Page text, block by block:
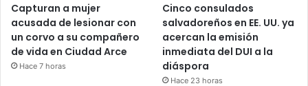
Capturan a mujer
acusada de lesionar con
un corvo a su compañero
de vida en Ciudad Arce
Hace 7 horas
Cinco consulados
salvadoreños en EE. UU. ya
acercan la emisión
inmediata del DUI a la
diáspora
Hace 23 horas